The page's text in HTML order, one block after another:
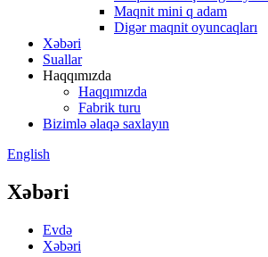
Maqnit mini q adam
Digər maqnit oyuncaqları
Xəbəri
Suallar
Haqqımızda
Haqqımızda
Fabrik turu
Bizimlə əlaqə saxlayın
English
Xəbəri
Evdə
Xəbəri